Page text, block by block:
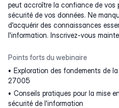
peut accroître la confiance de vos
sécurité de vos données. Ne
d'acquérir des connaissances
l'information. Inscrivez-vous
Points forts du webinaire
Exploration des fondements de
27005
Conseils pratiques pour la mise
sécurité de l'information